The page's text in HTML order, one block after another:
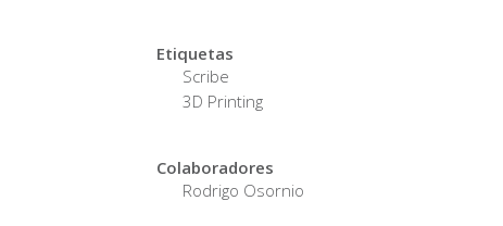
Etiquetas
Scribe
3D Printing
Colaboradores
Rodrigo Osornio